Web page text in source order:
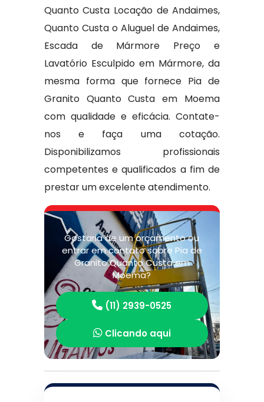
Quanto Custa Locação de Andaimes,
Quanto Custa o Aluguel de Andaimes,
Escada de Mármore Preço e
Lavatório Esculpido em Mármore, da
mesma forma que fornece Pia de
Granito Quanto Custa em Moema
com qualidade e eficácia. Contate-
nos e faça uma cotação.
Disponibilizamos profissionais
competentes e qualificados a fim de
prestar um excelente atendimento.
Gostaria de um orçamento ou
entrar em contato sobre Pia de
Granito Quanto Custa em
Moema?
(11) 2939-0525
Clicando aqui